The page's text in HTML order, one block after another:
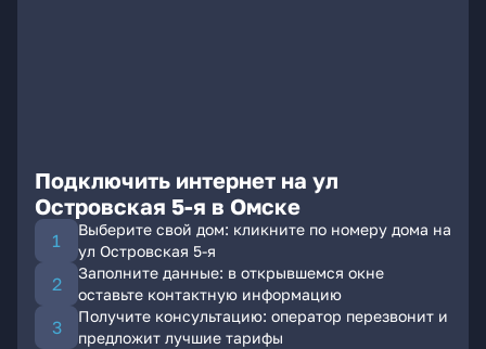
Подключить интернет на ул
Островская 5-я в Омске
Выберите свой дом: кликните по номеру дома на
ул Островская 5-я
Заполните данные: в открывшемся окне
оставьте контактную информацию
Получите консультацию: оператор перезвонит и
предложит лучшие тарифы